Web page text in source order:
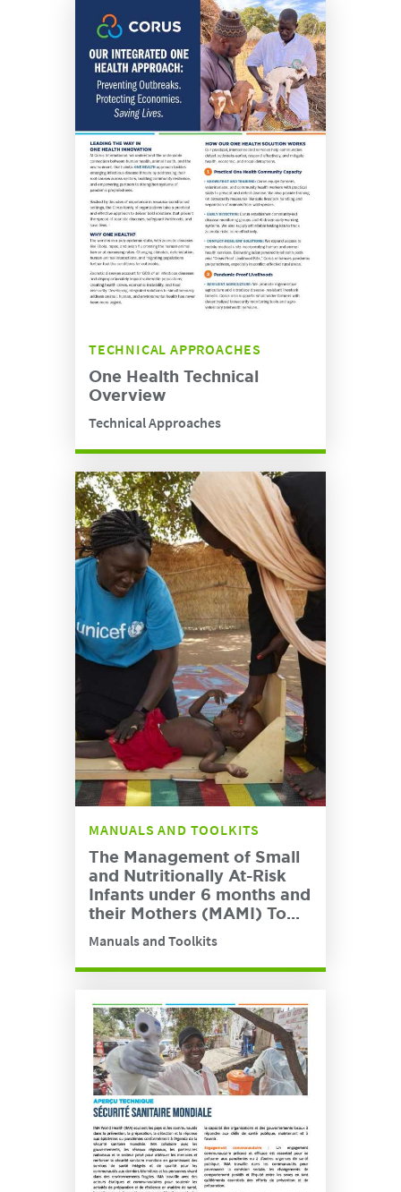
TECHNICAL APPROACHES
One Health Technical
Overview
Technical Approaches
MANUALS AND TOOLKITS
The Management of Small
and Nutritionally At-Risk
Infants under 6 months and
their Mothers (MAMI) To...
Manuals and Toolkits